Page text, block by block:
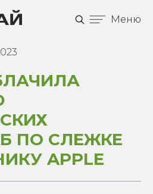
Меню
ПО СЛЕЖКЕ
APPLE